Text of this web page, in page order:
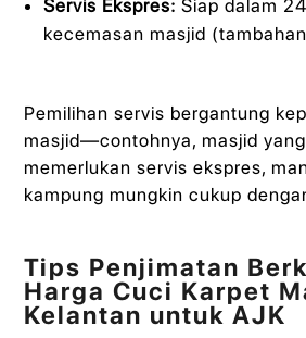
Servis Ekspres: Siap dalam
kecemasan masjid
Pemilihan servis bergantung
masjid—contohnya, masjid
memerlukan servis ekspres,
kampung mungkin cukup
Tips Penjimatan
Harga Cuci Karpet
Kelantan untuk AJK